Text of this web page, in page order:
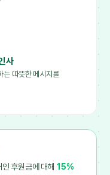
사
는 따뜻한 메시지를
후원금에 대해 15%